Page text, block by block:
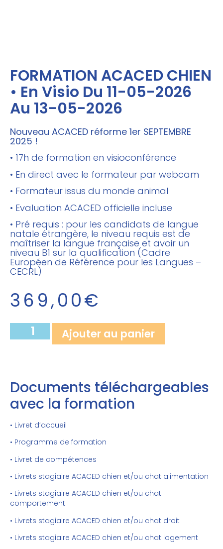
FORMATION ACACED CHIEN
• En Visio Du 11-05-2026
Au 13-05-2026
Nouveau ACACED réforme 1er SEPTEMBRE
2025 !
• 17h de formation en visioconférence
• En direct avec le formateur par webcam
• Formateur issus du monde animal
• Evaluation ACACED officielle incluse
• Pré requis : pour les candidats de langue
natale étrangère, le niveau requis est de
maîtriser la langue française et avoir un
niveau B1 sur la qualification (Cadre
Européen de Référence pour les Langues –
CECRL)
369,00€
Ajouter au panier
Documents téléchargeables
avec la formation
• Livret d’accueil
• Programme de formation
• Livret de compétences
• Livrets stagiaire ACACED chien et/ou chat alimentation
• Livrets stagiaire ACACED chien et/ou chat
comportement
• Livrets stagiaire ACACED chien et/ou chat droit
• Livrets stagiaire ACACED chien et/ou chat logement